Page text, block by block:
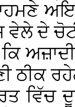
ਵੇਲੇ ਦੇ
ਠੀਕ
ਵਿੱਚ